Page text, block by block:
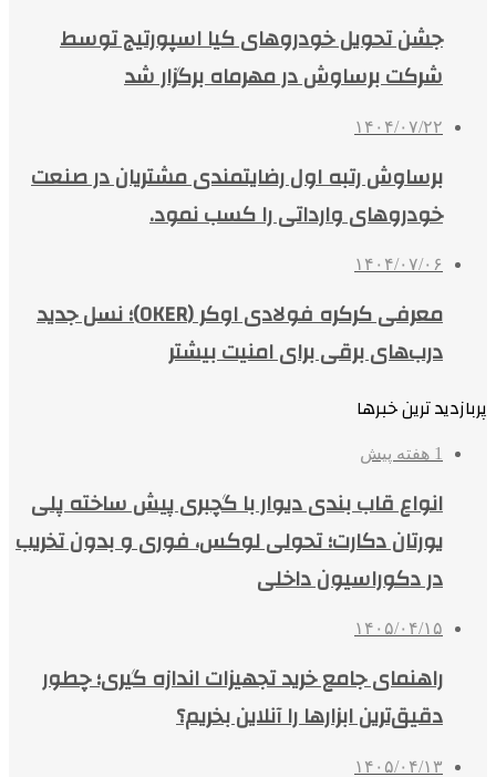
جشن تحویل خودروهای کیا اسپورتیج توسط
شرکت برساوش در مهرماه برگزار شد
۱۴۰۴/۰۷/۲۲
برساوش رتبه اول رضایتمندی مشتریان در صنعت
خودروهای وارداتی را کسب نمود.
۱۴۰۴/۰۷/۰۶
معرفی کرکره فولادی اوکر (OKER)؛ نسل جدید
درب‌های برقی برای امنیت بیشتر
پربازدید ترین خبرها
1 هفته پیش
انواع قاب بندی دیوار با گچبری پیش ساخته پلی
یورتان دکارت؛ تحولی لوکس، فوری و بدون تخریب
در دکوراسیون داخلی
۱۴۰۵/۰۴/۱۵
راهنمای جامع خرید تجهیزات اندازه گیری؛ چطور
دقیق‌ترین ابزارها را آنلاین بخریم؟
۱۴۰۵/۰۴/۱۳